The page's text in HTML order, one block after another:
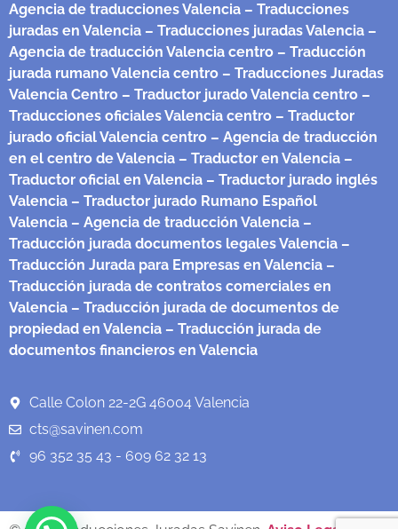
Agencia de traducciones Valencia – Traducciones
juradas en Valencia – Traducciones juradas Valencia –
Agencia de traducción Valencia centro – Traducción
jurada rumano Valencia centro – Traducciones Juradas
Valencia Centro – Traductor jurado Valencia centro –
Traducciones oficiales Valencia centro – Traductor
jurado oficial Valencia centro – Agencia de traducción
en el centro de Valencia – Traductor en Valencia –
Traductor oficial en Valencia – Traductor jurado inglés
Valencia – Traductor jurado Rumano Español
Valencia – Agencia de traducción Valencia –
Traducción jurada documentos legales Valencia –
Traducción Jurada para Empresas en Valencia –
Traducción jurada de contratos comerciales en
Valencia – Traducción jurada de documentos de
propiedad en Valencia – Traducción jurada de
documentos financieros en Valencia
Calle Colon 22-2G 46004 Valencia
cts@savinen.com
96 352 35 43 - 609 62 32 13